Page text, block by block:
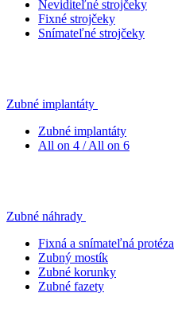
Neviditeľné strojčeky
Fixné strojčeky
Snímateľné strojčeky
Zubné implantáty
Zubné implantáty
All on 4 / All on 6
Zubné náhrady
Fixná a snímateľná protéza
Zubný mostík
Zubné korunky
Zubné fazety